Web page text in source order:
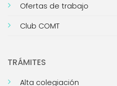
Ofertas de trabajo
Club COMT
TRÁMITES
Alta colegiación